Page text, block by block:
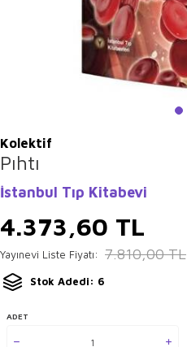
Kolektif
Pıhtı
İstanbul Tıp Kitabevi
4.373,60 TL
Yayınevi Liste Fiyatı: 7.810,00TL
Stok Adedi: 6
ADET